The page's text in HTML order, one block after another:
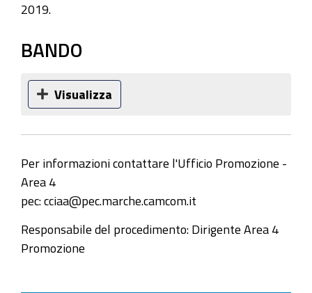
2019.
BANDO
Visualizza
Per informazioni contattare l'Ufficio Promozione -
Area 4
pec: cciaa@pec.marche.camcom.it
Responsabile del procedimento: Dirigente Area 4
Promozione